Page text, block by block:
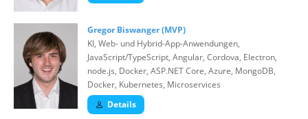
Gregor Biswanger (MVP)
KI, Web- und Hybrid-App-Anwendungen,
JavaScript/TypeScript, Angular, Cordova, Electron,
node.js, Docker, ASP.NET Core, Azure, MongoDB,
Docker, Kubernetes, Microservices
Details